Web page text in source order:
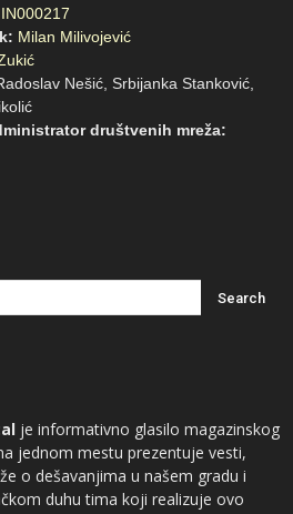
IN000217
Milan Milivojević
Nešić, Srbijanka Stanković,
Katarina Nikolić
društvenih mreža:
je informativno glasilo magazinskog
jednom mestu prezentuje vesti,
o dešavanjima u našem gradu i
duhu tima koji realizuje ovo